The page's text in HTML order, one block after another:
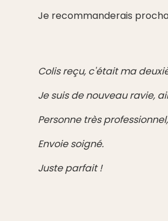
Je recommanderais
Colis reçu, c'était ma
Je suis de nouveau ravie,
Personne très
Envoie soigné.
Juste parfait !